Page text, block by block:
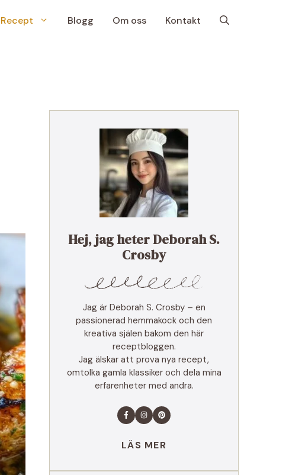
Recept Blogg Om oss Kontakt
Hej, jag heter Deborah S.
Crosby
Jag är Deborah S. Crosby – en
passionerad hemmakock och den
kreativa själen bakom den här
receptbloggen.
Jag älskar att prova nya recept,
omtolka gamla klassiker och dela mina
erfarenheter med andra.
LÄS MER